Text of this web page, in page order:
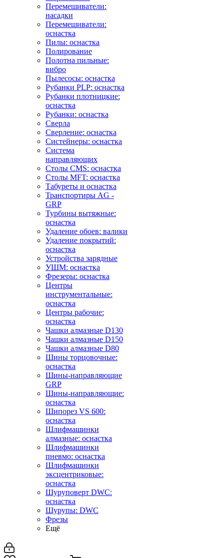
Перемешиватели:
насадки
Перемешиватели:
оснастка
Пилы: оснастка
Полирование
Полотна пильные:
вибро
Пылесосы: оснастка
Рубанки PLP: оснастка
Рубанки плотницкие:
оснастка
Рубанки: оснастка
Сверла
Сверление: оснастка
Систейнеры: оснастка
Система
направляющих
Столы CMS: оснастка
Столы MFT: оснастка
Табуреты и оснастка
Транспортиры AG -
GRP
Турбины вытяжные:
оснастка
Удаление обоев: валики
Удаление покрытий:
оснастка
Устройства зарядные
УШМ: оснастка
Фрезеры: оснастка
Центры
инструментальные:
оснастка
Центры рабочие:
оснастка
Чашки алмазные D130
Чашки алмазные D150
Чашки алмазные D80
Шины торцовочные:
оснастка
Шины-направляющие
GRP
Шины-направляющие:
оснастка
Шипорез VS 600:
оснастка
Шлифмашинки
алмазные: оснастка
Шлифмашинки
пневмо: оснастка
Шлифмашинки
эксцентриковые:
оснастка
Шуруповерт DWC:
оснастка
Шурупы: DWC
Фрезы
Ещё